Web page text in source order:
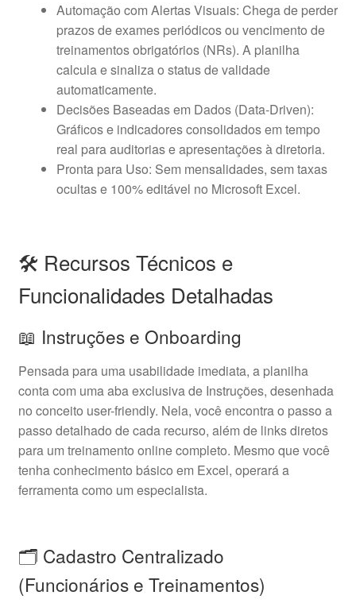
Automação com Alertas Visuais: Chega de perder
prazos de exames periódicos ou vencimento de
treinamentos obrigatórios (NRs). A planilha
calcula e sinaliza o status de validade
automaticamente.
Decisões Baseadas em Dados (Data-Driven):
Gráficos e indicadores consolidados em tempo
real para auditorias e apresentações à diretoria.
Pronta para Uso: Sem mensalidades, sem taxas
ocultas e 100% editável no Microsoft Excel.
🛠️ Recursos Técnicos e
Funcionalidades Detalhadas
📖 Instruções e Onboarding
Pensada para uma usabilidade imediata, a planilha
conta com uma aba exclusiva de Instruções, desenhada
no conceito user-friendly. Nela, você encontra o passo a
passo detalhado de cada recurso, além de links diretos
para um treinamento online completo. Mesmo que você
tenha conhecimento básico em Excel, operará a
ferramenta como um especialista.
🗂️ Cadastro Centralizado
(Funcionários e Treinamentos)